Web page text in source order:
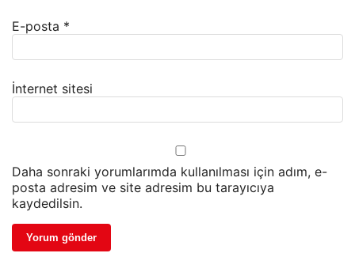
E-posta *
İnternet sitesi
Daha sonraki yorumlarımda kullanılması için adım, e-
posta adresim ve site adresim bu tarayıcıya
kaydedilsin.